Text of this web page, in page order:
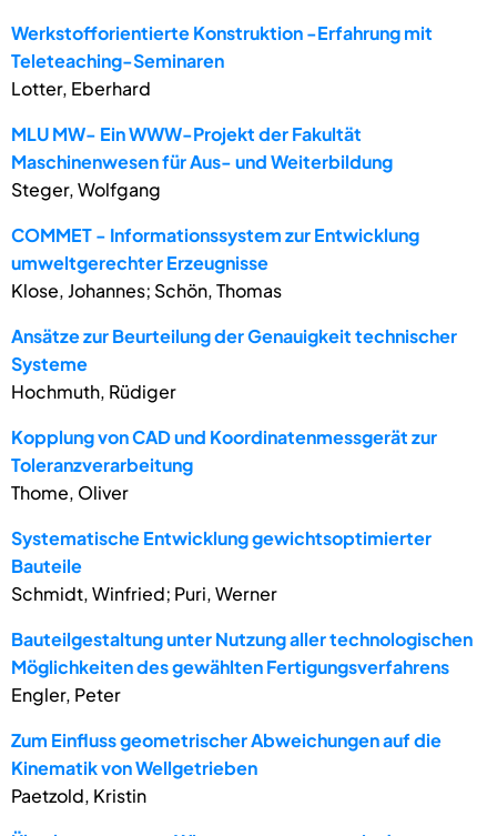
Werkstofforientierte Konstruktion -Erfahrung mit
Teleteaching-Seminaren
Lotter, Eberhard
MLU MW- Ein WWW-Projekt der Fakultät
Maschinenwesen für Aus- und Weiterbildung
Steger, Wolfgang
COMMET - Informationssystem zur Entwicklung
umweltgerechter Erzeugnisse
Klose, Johannes; Schön, Thomas
Ansätze zur Beurteilung der Genauigkeit technischer
Systeme
Hochmuth, Rüdiger
Kopplung von CAD und Koordinatenmessgerät zur
Toleranzverarbeitung
Thome, Oliver
Systematische Entwicklung gewichtsoptimierter
Bauteile
Schmidt, Winfried; Puri, Werner
Bauteilgestaltung unter Nutzung aller technologischen
Möglichkeiten des gewählten Fertigungsverfahrens
Engler, Peter
Zum Einfluss geometrischer Abweichungen auf die
Kinematik von Wellgetrieben
Paetzold, Kristin